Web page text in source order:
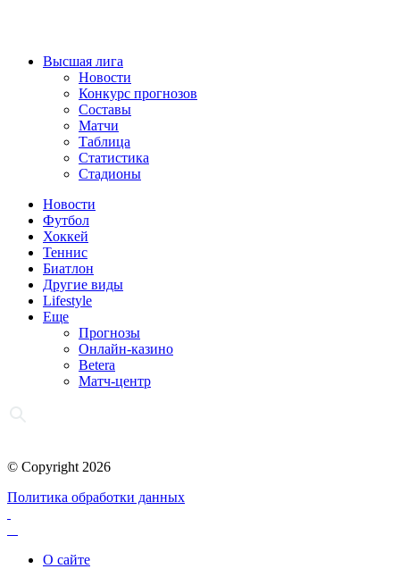
Высшая лига
Новости
Конкурс прогнозов
Составы
Матчи
Таблица
Статистика
Стадионы
Новости
Футбол
Хоккей
Теннис
Биатлон
Другие виды
Lifestyle
Еще
Прогнозы
Онлайн-казино
Betera
Матч-центр
© Copyright 2026
Политика обработки данных
О сайте